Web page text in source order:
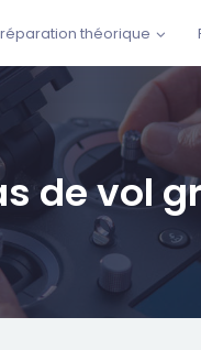
théorique
de vol